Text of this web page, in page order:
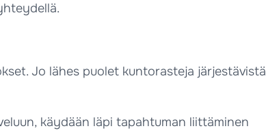
Jo lähes puolet kuntorasteja järjestävistä
käydään läpi tapahtuman liittäminen